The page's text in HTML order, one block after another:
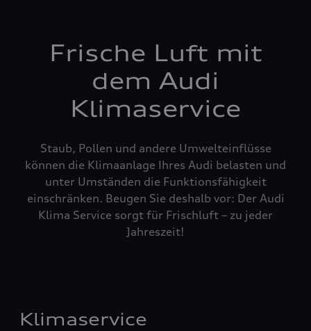
Frische Luft mit
dem Audi
Klimaservice
Staub, Pollen und andere Umwelteinflüsse
können die Klimaanlage Ihres Audi belasten und
unter Umständen die Funktionsfähigkeit
einschränken. Beugen Sie deshalb vor: Der Audi
Klima Service sorgt für Frischluft – zu jeder
Jahreszeit!
Klimaservice